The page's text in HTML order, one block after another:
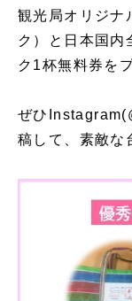
観光局オリジナ
ク）と日本国内
ク1杯無料券を
ぜひ
稿して、素敵な